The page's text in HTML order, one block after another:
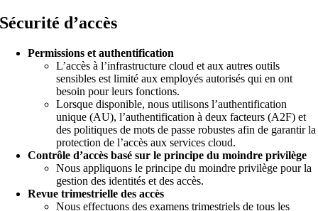
Sécurité d’accès
Permissions et authentification
L’accès à l’infrastructure cloud et aux autres outils
sensibles est limité aux employés autorisés qui en ont
besoin pour leurs fonctions.
Lorsque disponible, nous utilisons l’authentification
unique (AU), l’authentification à deux facteurs (A2F) et
des politiques de mots de passe robustes afin de garantir la
protection de l’accès aux services cloud.
Contrôle d’accès basé sur le principe du moindre privilège
Nous appliquons le principe du moindre privilège pour la
gestion des identités et des accès.
Revue trimestrielle des accès
Nous effectuons des examens trimestriels de tous les